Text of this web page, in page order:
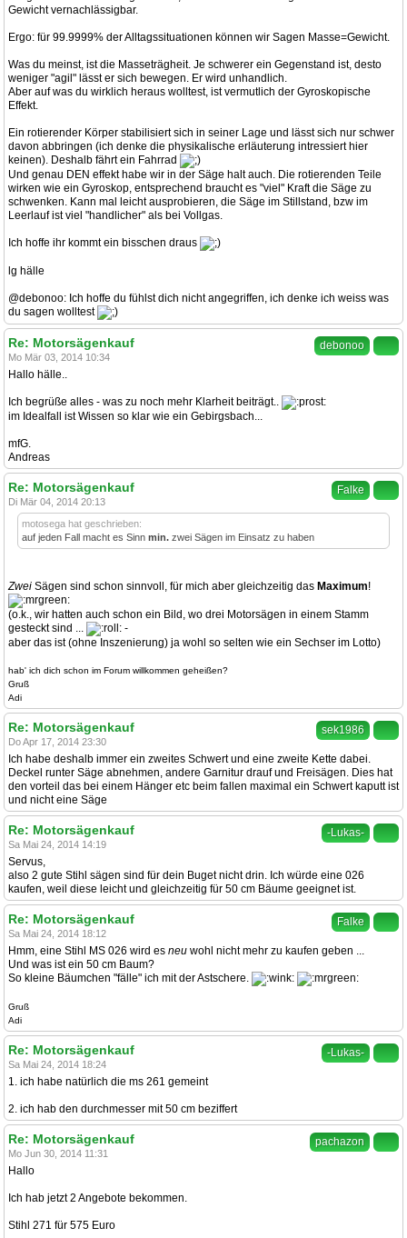
Gewicht vernachlässigbar.
Ergo: für 99.9999% der Alltagssituationen können wir Sagen Masse=Gewicht.
Was du meinst, ist die Masseträgheit. Je schwerer ein Gegenstand ist, desto
weniger "agil" lässt er sich bewegen. Er wird unhandlich.
Aber auf was du wirklich heraus wolltest, ist vermutlich der Gyroskopische
Effekt.
Ein rotierender Körper stabilisiert sich in seiner Lage und lässt sich nur schwer
davon abbringen (ich denke die physikalische erläuterung intressiert hier
keinen). Deshalb fährt ein Fahrrad
Und genau DEN effekt habe wir in der Säge halt auch. Die rotierenden Teile
wirken wie ein Gyroskop, entsprechend braucht es "viel" Kraft die Säge zu
schwenken. Kann mal leicht ausprobieren, die Säge im Stillstand, bzw im
Leerlauf ist viel "handlicher" als bei Vollgas.
Ich hoffe ihr kommt ein bisschen draus
lg hälle
@debonoo: Ich hoffe du fühlst dich nicht angegriffen, ich denke ich weiss was
du sagen wolltest
debonoo
Re: Motorsägenkauf
Mo Mär 03, 2014 10:34
Hallo hälle..
Ich begrüße alles - was zu noch mehr Klarheit beiträgt..
im Idealfall ist Wissen so klar wie ein Gebirgsbach...
mfG.
Andreas
Falke
Re: Motorsägenkauf
Di Mär 04, 2014 20:13
motosega hat geschrieben:
auf jeden Fall macht es Sinn min. zwei Sägen im Einsatz zu haben
Zwei Sägen sind schon sinnvoll, für mich aber gleichzeitig das Maximum!
(o.k., wir hatten auch schon ein Bild, wo drei Motorsägen in einem Stamm
gesteckt sind ...
-
aber das ist (ohne Inszenierung) ja wohl so selten wie ein Sechser im Lotto)
hab' ich dich schon im Forum willkommen geheißen?
Gruß
Adi
sek1986
Re: Motorsägenkauf
Do Apr 17, 2014 23:30
Ich habe deshalb immer ein zweites Schwert und eine zweite Kette dabei.
Deckel runter Säge abnehmen, andere Garnitur drauf und Freisägen. Dies hat
den vorteil das bei einem Hänger etc beim fallen maximal ein Schwert kaputt ist
und nicht eine Säge
-Lukas-
Re: Motorsägenkauf
Sa Mai 24, 2014 14:19
Servus,
also 2 gute Stihl sägen sind für dein Buget nicht drin. Ich würde eine 026
kaufen, weil diese leicht und gleichzeitig für 50 cm Bäume geeignet ist.
Falke
Re: Motorsägenkauf
Sa Mai 24, 2014 18:12
Hmm, eine Stihl MS 026 wird es neu wohl nicht mehr zu kaufen geben ...
Und was ist ein 50 cm Baum?
So kleine Bäumchen "fälle" ich mit der Astschere.
Gruß
Adi
-Lukas-
Re: Motorsägenkauf
Sa Mai 24, 2014 18:24
1. ich habe natürlich die ms 261 gemeint
2. ich hab den durchmesser mit 50 cm beziffert
pachazon
Re: Motorsägenkauf
Mo Jun 30, 2014 11:31
Hallo
Ich hab jetzt 2 Angebote bekommen.
Stihl 271 für 575 Euro